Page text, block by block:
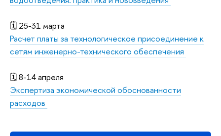
🗓️ 25-31 марта
Расчет платы за технологическое присоединение к
сетям инженерно-технического обеспечения
🗓️ 8-14 апреля
Экспертиза экономической обоснованности
расходов